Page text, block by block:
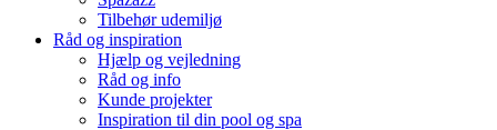
Tilbehør udemiljø
Råd og inspiration
Hjælp og vejledning
Råd og info
Kunde projekter
Inspiration til din pool og spa